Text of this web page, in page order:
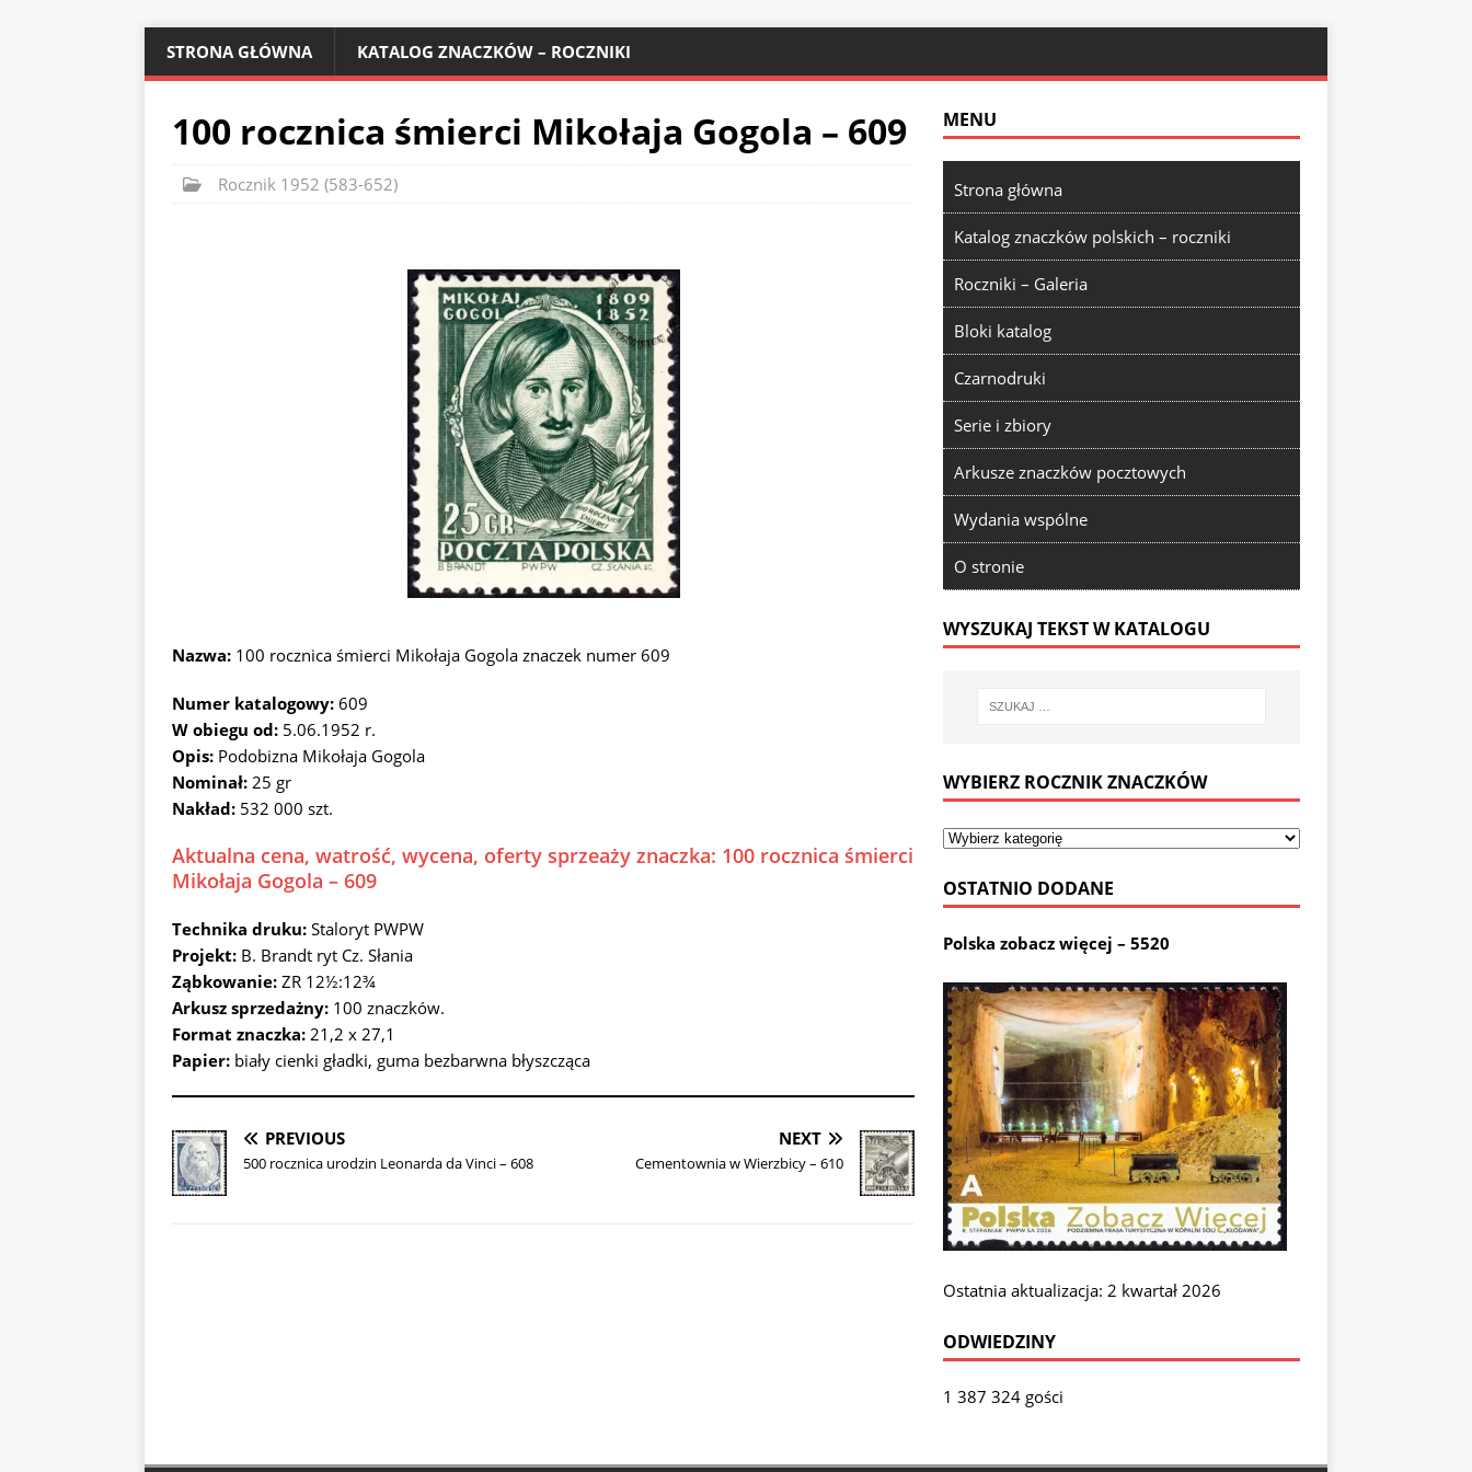
STRONA GŁÓWNA KATALOG ZNACZKÓW – ROCZNIKI
100 rocznica śmierci Mikołaja Gogola – 609
Rocznik 1952 (583-652)
Nazwa: 100 rocznica śmierci Mikołaja Gogola znaczek numer 609
Numer katalogowy: 609
W obiegu od: 5.06.1952 r.
Opis: Podobizna Mikołaja Gogola
Nominał: 25 gr
Nakład: 532 000 szt.
Aktualna cena, watrość, wycena, oferty sprzeaży znaczka: 100 rocznica śmierci
Mikołaja Gogola – 609
Technika druku: Staloryt PWPW
Projekt: B. Brandt ryt Cz. Słania
Ząbkowanie: ZR 12½:12¾
Arkusz sprzedażny: 100 znaczków.
Format znaczka: 21,2 x 27,1
Papier: biały cienki gładki, guma bezbarwna błyszcząca
PREVIOUS
500 rocznica urodzin Leonarda da Vinci – 608
NEXT
Cementownia w Wierzbicy – 610
MENU
Strona główna
Katalog znaczków polskich – roczniki
Roczniki – Galeria
Bloki katalog
Czarnodruki
Serie i zbiory
Arkusze znaczków pocztowych
Wydania wspólne
O stronie
WYSZUKAJ TEKST W KATALOGU
WYBIERZ ROCZNIK ZNACZKÓW
OSTATNIO DODANE
Polska zobacz więcej – 5520
Ostatnia aktualizacja: 2 kwartał 2026
ODWIEDZINY
1 387 324 gości